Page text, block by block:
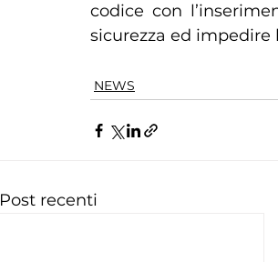
codice con
sicurezza ed impedire
NEWS
Post recenti